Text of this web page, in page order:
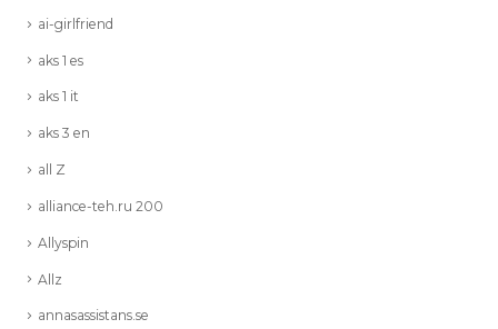
ai-girlfriend
aks 1 es
aks 1 it
aks 3 en
all Z
alliance-teh.ru 200
Allyspin
Allz
annasassistans.se